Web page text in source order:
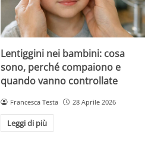
Lentiggini nei bambini: cosa
sono, perché compaiono e
quando vanno controllate
Francesca Testa 28 Aprile 2026
Leggi di più